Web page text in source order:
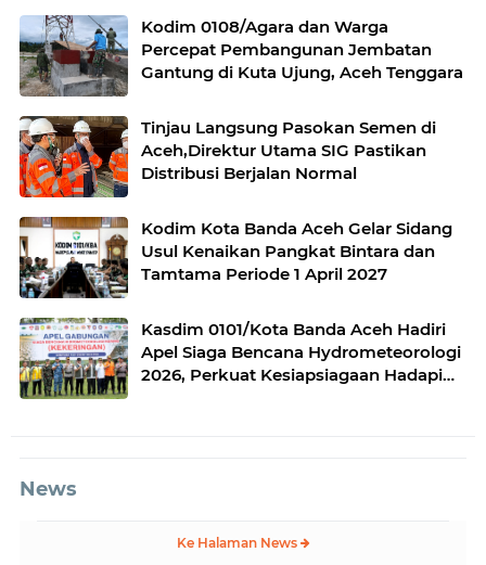
Kodim 0108/Agara dan Warga
Percepat Pembangunan Jembatan
Gantung di Kuta Ujung, Aceh Tenggara
Tinjau Langsung Pasokan Semen di
Aceh,Direktur Utama SIG Pastikan
Distribusi Berjalan Normal
Kodim Kota Banda Aceh Gelar Sidang
Usul Kenaikan Pangkat Bintara dan
Tamtama Periode 1 April 2027
Kasdim 0101/Kota Banda Aceh Hadiri
Apel Siaga Bencana Hydrometeorologi
2026, Perkuat Kesiapsiagaan Hadapi
News
Ke Halaman News